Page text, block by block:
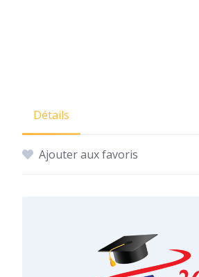
Détails
Ajouter aux favoris